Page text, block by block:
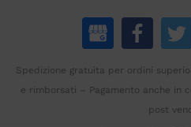
Spedizione gratuita per ordini
e rimborsati – Pagamento anche in
post